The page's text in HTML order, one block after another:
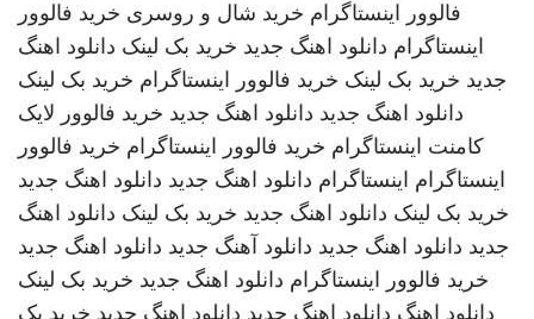
فالوور اینستاگرام خرید شال و روسری خرید فالوور
اینستاگرام دانلود اهنگ جدید خرید بک لینک دانلود اهنگ
جدید خرید بک لینک خرید فالوور اینستاگرام خرید بک لینک
دانلود اهنگ جدید دانلود اهنگ جدید خرید فالوور لایک
کامنت اینستاگرام خرید فالوور اینستاگرام خرید فالوور
اینستاگرام اینستاگرام دانلود اهنگ جدید دانلود اهنگ جدید
خرید بک لینک دانلود اهنگ جدید خرید بک لینک دانلود اهنگ
جدید دانلود اهنگ جدید دانلود آهنگ جدید دانلود اهنگ جدید
خرید فالوور اینستاگرام دانلود اهنگ جدید خرید بک لینک
دانلود اهنگ دانلود اهنگ جدید دانلود اهنگ جدید خرید بک